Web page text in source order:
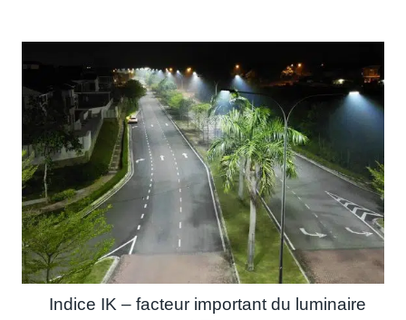
Indice IK – facteur important du luminaire